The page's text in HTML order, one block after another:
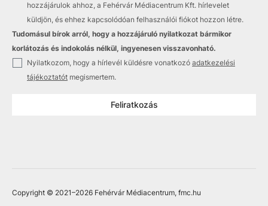
hozzájárulok ahhoz, a Fehérvár Médiacentrum Kft. hírlevelet
küldjön, és ehhez kapcsolódóan felhasználói fiókot hozzon létre.
Tudomásul bírok arról, hogy a hozzájáruló nyilatkozat bármikor
korlátozás és indokolás nélkül, ingyenesen visszavonható.
Nyilatkozom, hogy a hírlevél küldésre vonatkozó adatkezelési
tájékoztatót megismertem.
Feliratkozás
Copyright © 2021–2026 Fehérvár Médiacentrum, fmc.hu